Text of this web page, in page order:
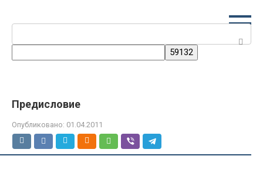
Предисловие
Опубликовано: 01.04.2011